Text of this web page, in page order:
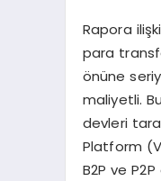
Rapora
para
önüne
maliyetli.
devleri
Platform
B2P ve